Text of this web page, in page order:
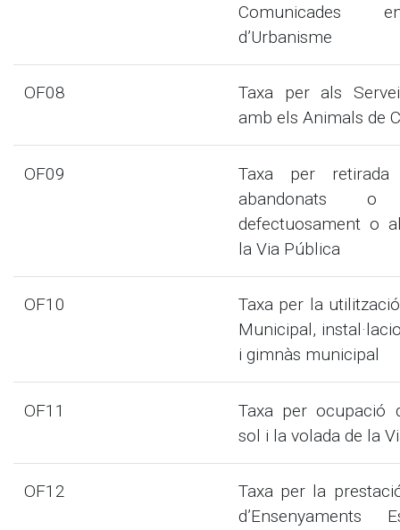
Comunicades
d’Urbanisme
OF08
Taxa per als
amb els Animals de
OF09
Taxa per
abandonats o
defectuosament o
la Via Pública
OF10
Taxa per la
Municipal,
i gimnàs municipal
OF11
Taxa per ocupació
sol i la volada de la
OF12
Taxa per la
d’Ensenyaments